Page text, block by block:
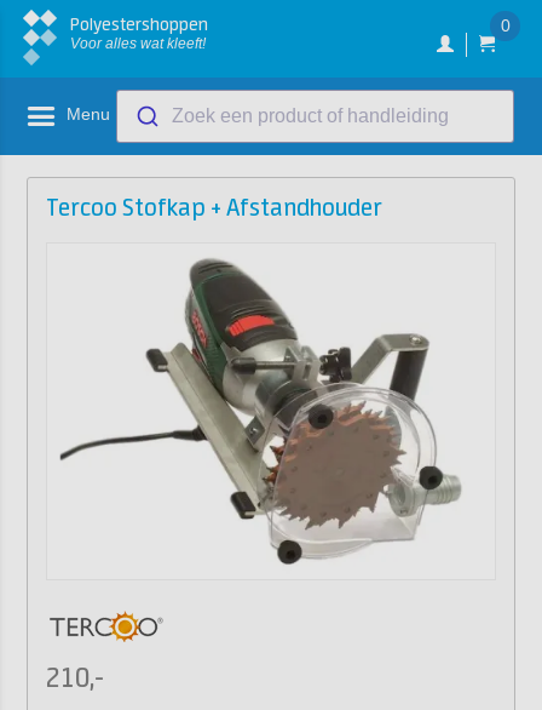
Polyestershoppen
Voor alles wat kleeft!
0
Menu Zoek een product of handleiding
Tercoo Stofkap + Afstandhouder
210,-